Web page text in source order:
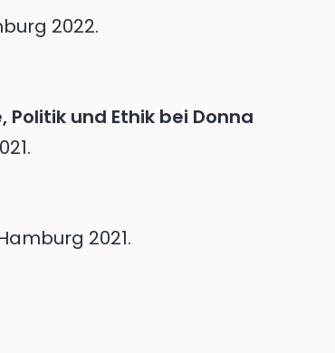
2022.
Politik und Ethik bei Donna
2021.